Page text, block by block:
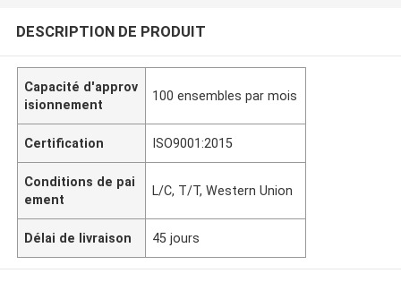
DESCRIPTION DE PRODUIT
Capacité d'approv
isionnement
100 ensembles par mois
Certification ISO9001:2015
Conditions de pai
ement
L/C, T/T, Western Union
Délai de livraison 45 jours